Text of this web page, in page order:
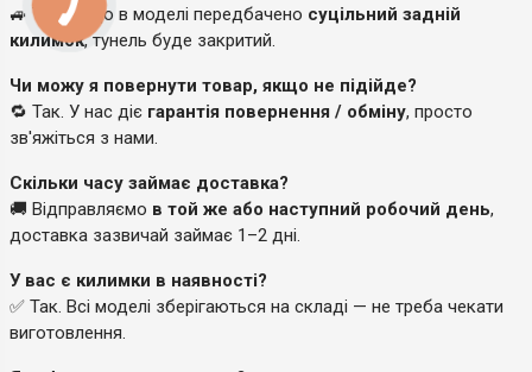
🚙 Так, якщо в моделі передбачено суцільний задній
килимок, тунель буде закритий.
Чи можу я повернути товар, якщо не підійде?
🔁 Так. У нас діє гарантія повернення / обміну, просто
зв'яжіться з нами.
Скільки часу займає доставка?
🚚 Відправляємо в той же або наступний робочий день,
доставка зазвичай займає 1–2 дні.
У вас є килимки в наявності?
✅ Так. Всі моделі зберігаються на складі — не треба чекати
виготовлення.